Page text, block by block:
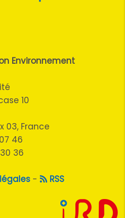
Environnement
10
03, France
46
36
- RSS